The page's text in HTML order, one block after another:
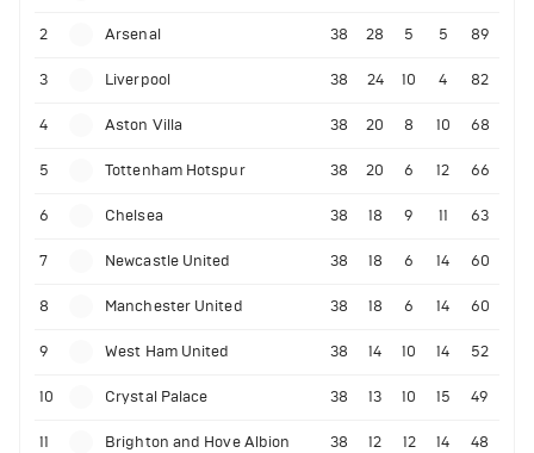
2 Arsenal 38 28 5 5 89
3 Liverpool 38 24 10 4 82
4 Aston Villa 38 20 8 10 68
5 Tottenham Hotspur 38 20 6 12 66
6 Chelsea 38 18 9 11 63
7 Newcastle United 38 18 6 14 60
8 Manchester United 38 18 6 14 60
9 West Ham United 38 14 10 14 52
10 Crystal Palace 38 13 10 15 49
11 Brighton and Hove Albion 38 12 12 14 48